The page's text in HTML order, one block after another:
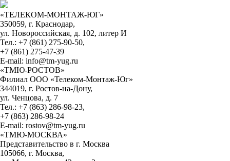
«ТЕЛЕКОМ-МОНТАЖ-ЮГ»
350059, г. Краснодар,
ул. Новороссийская, д. 102, литер И
Тел.: +7 (861) 275-90-50,
+7 (861) 275-47-39
E-mail: info@tm-yug.ru
«ТМЮ-РОСТОВ»
Филиал ООО «Телеком-Монтаж-Юг»
344019, г. Ростов-на-Дону,
ул. Ченцова, д. 7
Тел.: +7 (863) 286-98-23,
+7 (863) 286-98-24
E-mail: rostov@tm-yug.ru
«ТМЮ-МОСКВА»
Представительство в г. Москва
105066, г. Москва,